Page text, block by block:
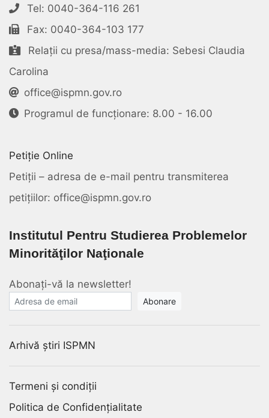
Tel: 0040-364-116 261
Fax: 0040-364-103 177
Relații cu presa/mass-media: Sebesi Claudia
Carolina
office@ispmn.gov.ro
Programul de funcționare: 8.00 - 16.00
Petiție Online
Petiții – adresa de e-mail pentru transmiterea
petițiilor: office@ispmn.gov.ro
Institutul Pentru Studierea Problemelor
Minorităţilor Naţionale
Abonați-vă la newsletter!
E-mail
Arhivă știri ISPMN
Termeni și condiții
Politica de Confidențialitate